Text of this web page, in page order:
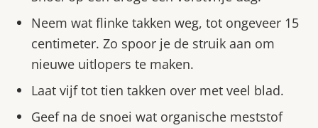
Neem wat flinke takken weg, tot ongeveer 15
centimeter. Zo spoor je de struik aan om
nieuwe uitlopers te maken.
Laat vijf tot tien takken over met veel blad.
Geef na de snoei wat organische meststof